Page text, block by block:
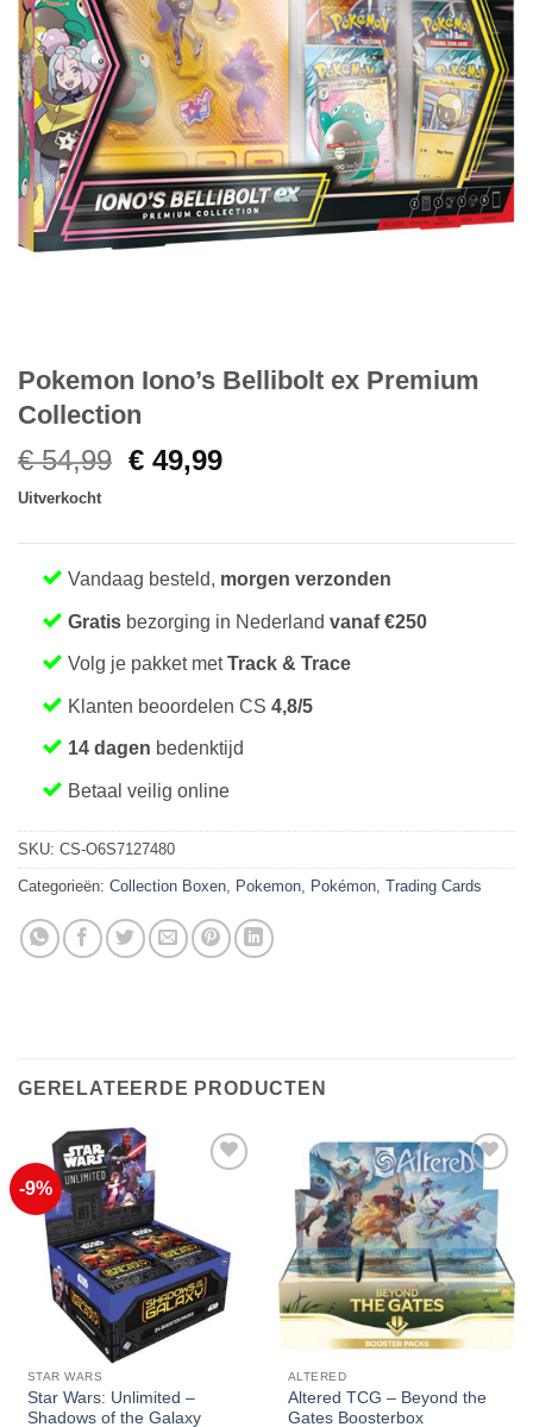
Pokemon Iono’s Bellibolt ex Premium
Collection
€54,99 Oorspronkelijke
€ 54,99.
€ 49,99Huidige
€ 49,99.
Uitverkocht
Vandaag besteld, morgen verzonden
Gratisbezorging in Nederland vanaf €250
Volg je pakket metTrack & Trace
Klanten beoordelen CS 4,8/5
14 dagen bedenktijd
Betaal veilig online
SKU: CS-O6S7127480
Categorieën: Collection Boxen Pokemon Pokémon Trading Cards
GERELATEERDE PRODUCTEN
-9%
STAR WARS
Star Wars: Unlimited –
Shadows of the Galaxy
Voeg toe
aan
favorieten
ALTERED
Altered TCG – Beyond the
Gates Boosterbox